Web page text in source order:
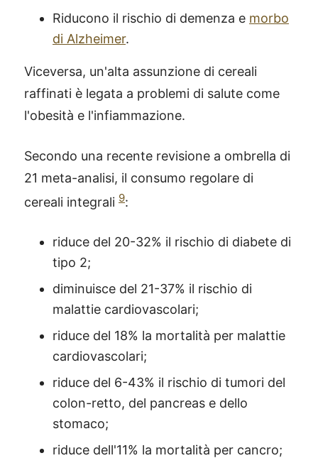
Riducono il rischio di demenza e morbo
di Alzheimer.
Viceversa, un'alta assunzione di cereali
raffinati è legata a problemi di salute come
l'obesità e l'infiammazione.
Secondo una recente revisione a ombrella di
21 meta-analisi, il consumo regolare di
cereali integrali 9:
riduce del 20-32% il rischio di diabete di
tipo 2;
diminuisce del 21-37% il rischio di
malattie cardiovascolari;
riduce del 18% la mortalità per malattie
cardiovascolari;
riduce del 6-43% il rischio di tumori del
colon-retto, del pancreas e dello
stomaco;
riduce dell'11% la mortalità per cancro;